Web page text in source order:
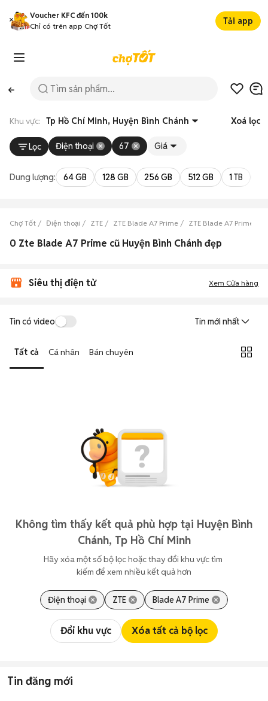
Voucher KFC đến 100k
Chỉ có trên app Chợ Tốt
Tải app
Khu vực: Tp Hồ Chí Minh, Huyện Bình Chánh Xoá lọc
Lọc Điện thoại 67 Giá
Dung lượng: 64 GB 128 GB 256 GB 512 GB 1 TB
Chợ Tốt Điện thoại ZTE ZTE Blade A7 Prime ZTE Blade A7 Prime Tp
0 Zte Blade A7 Prime cũ Huyện Bình Chánh đẹp
Siêu thị điện tử Xem Cửa hàng
Tin có video Tin mới nhất
Tất cả Cá nhân Bán chuyên
Không tìm thấy kết quả phù hợp tại Huyện Bình
Chánh, Tp Hồ Chí Minh
Hãy xóa một số bộ lọc hoặc thay đổi khu vực tìm
kiếm để xem nhiều kết quả hơn
Điện thoại ZTE Blade A7 Prime
Đổi khu vực Xóa tất cả bộ lọc
Tin đăng mới